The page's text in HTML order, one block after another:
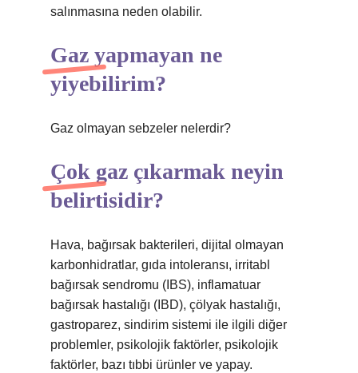
salınmasına neden olabilir.
Gaz yapmayan ne
yiyebilirim?
Gaz olmayan sebzeler nelerdir?
Çok gaz çıkarmak neyin
belirtisidir?
Hava, bağırsak bakterileri, dijital olmayan
karbonhidratlar, gıda intoleransı, irritabl
bağırsak sendromu (IBS), inflamatuar
bağırsak hastalığı (IBD), çölyak hastalığı,
gastroparez, sindirim sistemi ile ilgili diğer
problemler, psikolojik faktörler, psikolojik
faktörler, bazı tıbbi ürünler ve yapay.